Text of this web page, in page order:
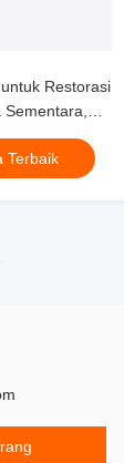
Restorasi
dengan
Terbaik